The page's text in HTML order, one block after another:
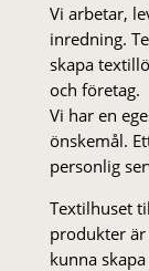
Vi arbetar,
inredning.
skapa
och företag.
Vi har en
önskemål.
personlig
Textilhuset
produkter
kunna